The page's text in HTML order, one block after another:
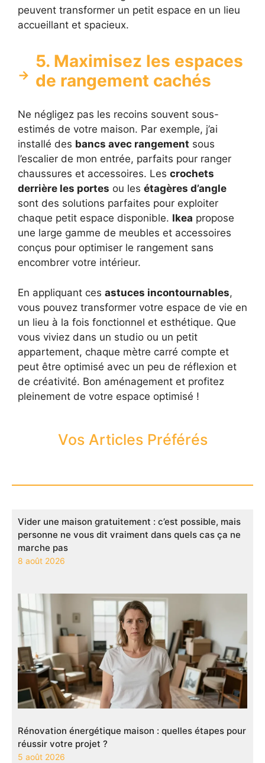
peuvent transformer un petit espace en un lieu
accueillant et spacieux.
5. Maximisez les espaces
de rangement cachés
Ne négligez pas les recoins souvent sous-
estimés de votre maison. Par exemple, j’ai
installé des bancs avec rangement sous
l’escalier de mon entrée, parfaits pour ranger
chaussures et accessoires. Les crochets
derrière les portes ou les étagères d’angle
sont des solutions parfaites pour exploiter
chaque petit espace disponible. Ikea propose
une large gamme de meubles et accessoires
conçus pour optimiser le rangement sans
encombrer votre intérieur.
En appliquant ces astuces incontournables,
vous pouvez transformer votre espace de vie en
un lieu à la fois fonctionnel et esthétique. Que
vous viviez dans un studio ou un petit
appartement, chaque mètre carré compte et
peut être optimisé avec un peu de réflexion et
de créativité. Bon aménagement et profitez
pleinement de votre espace optimisé !
Vos Articles Préférés
Vider une maison gratuitement : c’est possible, mais
personne ne vous dit vraiment dans quels cas ça ne
marche pas
8 août 2026
Rénovation énergétique maison : quelles étapes pour
réussir votre projet ?
5 août 2026